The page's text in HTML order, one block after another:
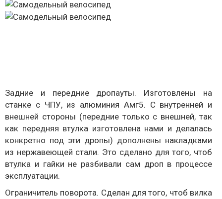
Задние и передние дропауты. Изготовлены на
станке с ЧПУ, из алюминия Амг5. С внутренней и
внешней стороны (передние только с внешней, так
как передняя втулка изготовлена нами и делалась
конкретно под эти дропы) дополнены накладками
из нержавеющей стали. Это сделано для того, чтоб
втулка и гайки не разбивали сам дроп в процессе
эксплуатации.
Ограничитель поворота. Сделан для того, чтоб вилка